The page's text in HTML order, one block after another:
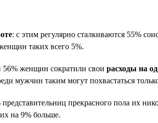
: с этим регулярно сталкиваются 55%
таких всего 5%.
56% женщин сократили свои расходы на
мужчин таким могут похвастаться
представительниц прекрасного пола их
на 9% больше.